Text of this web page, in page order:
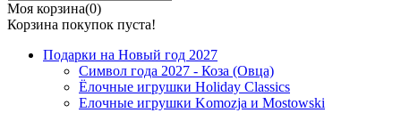
Моя корзина(0)
Корзина покупок пуста!
Подарки на Новый год 2027
Символ года 2027 - Коза (Овца)
Ёлочные игрушки Holiday Classics
Елочные игрушки Komozja и Mostowski